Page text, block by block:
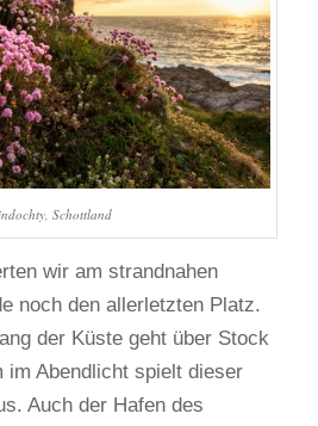
Schottland
wir am strandnahen
noch den allerletzten Platz.
der Küste geht über Stock
im Abendlicht spielt dieser
Auch der Hafen des